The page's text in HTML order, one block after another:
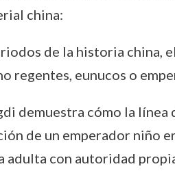
china:
de la historia china,
regentes, eunucos o
demuestra cómo la
de un emperador niño
adulta con autoridad